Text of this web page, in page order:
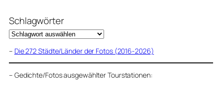
Schlagwörter
– Die 272 Städte/Länder der Fotos (2016-2026)
– Gedichte/Fotos ausgewählter Tourstationen: